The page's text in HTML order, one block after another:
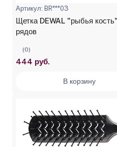
Артикул: BR***03
Щетка DEWAL "рыбья
рядов
(0)
444 руб.
В корзину